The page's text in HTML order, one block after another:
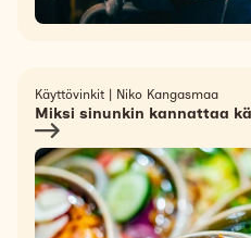
Käyttövinkit | Niko Kangasmaa
Miksi sinunkin kannattaa